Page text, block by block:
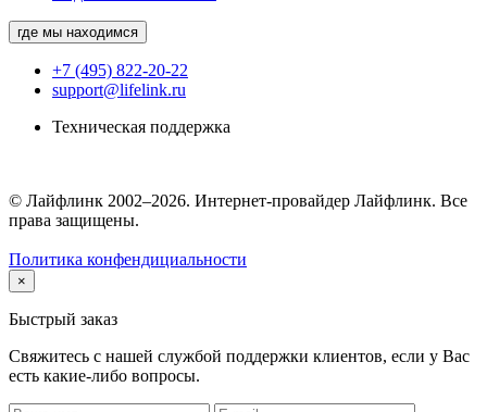
где мы находимся
+7 (495) 822-20-22
support@lifelink.ru
Техническая поддержка
© Лайфлинк 2002–2026. Интернет-провайдер Лайфлинк. Все
права защищены.
Политика конфендициальности
×
Быстрый заказ
Свяжитесь с нашей службой поддержки клиентов, если у Вас
есть какие-либо вопросы.